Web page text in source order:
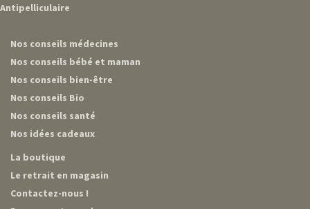
Antipelliculaire
Nos conseils médecines
Nos conseils bébé et maman
Nos conseils bien-être
Nos conseils Bio
Nos conseils santé
Nos idées cadeaux
La boutique
Le retrait en magasin
Contactez-nous !